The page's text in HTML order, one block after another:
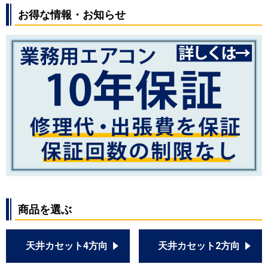
お得な情報・お知らせ
商品を選ぶ
天井カセット4方向 天井カセット2方向